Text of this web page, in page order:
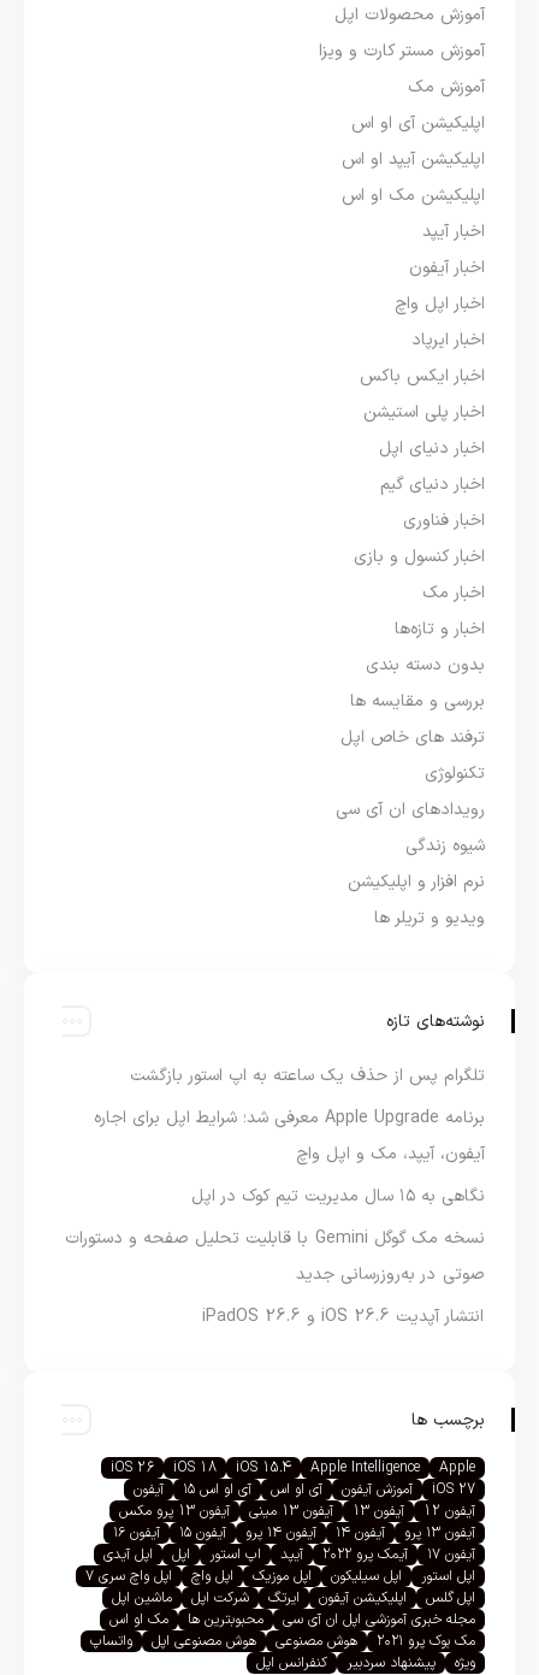
آموزش محصولات اپل
آموزش مستر کارت و ویزا
آموزش مک
اپلیکیشن آی او اس
اپلیکیشن آیپد او اس
اپلیکیشن مک او اس
اخبار آیپد
اخبار آیفون
اخبار اپل واچ
اخبار ایرپاد
اخبار ایکس باکس
اخبار پلی استیشن
اخبار دنیای اپل
اخبار دنیای گیم
اخبار فناوری
اخبار کنسول و بازی
اخبار مک
اخبار و تازه‌ها
بدون دسته بندی
بررسی و مقایسه ها
ترفند های خاص اپل
تکنولوژی
رویدادهای ان آی سی
شیوه زندگی
نرم افزار و اپلیکیشن
ویدیو و تریلر ها
نوشته‌های تازه
تلگرام پس از حذف یک ساعته به اپ استور بازگشت
برنامه Apple Upgrade معرفی شد؛ شرایط اپل برای اجاره
آیفون، آیپد، مک و اپل واچ
نگاهی به ۱۵ سال مدیریت تیم کوک در اپل
نسخه مک گوگل Gemini با قابلیت تحلیل صفحه و دستورات
صوتی در به‌روزرسانی جدید
انتشار آپدیت iOS 26.6 و iPadOS 26.6
برچسب ها
Apple
Apple Intelligence
iOS 15.4
iOS 18
iOS 26
iOS 27
آموزش آیفون آی او اس آی او اس ۱۵
آیفون
آیفون 12
آیفون 13 آیفون 13 مینی
آیفون 13 پرو مکس
آیفون ۱۳ پرو
آیفون ۱۴ آیفون ۱۴ پرو آیفون ۱۵
آیفون ۱۶
آیفون ۱۷
آیمک پرو ۲۰۲۲ آیپد اپ استور اپل
اپل آیدی
اپل استور
اپل سیلیکون اپل موزیک اپل واچ
اپل واچ سری ۷
اپل گلس
اپلیکیشن آیفون ایرتگ شرکت اپل
ماشین اپل
مجله خبری آموزشی اپل ان آی سی
محبوبترین ها
مک او اس
مک بوک پرو ۲۰۲۱
هوش مصنوعی هوش مصنوعی اپل
واتساپ
ویژه
پیشنهاد سردبیر کنفرانس اپل